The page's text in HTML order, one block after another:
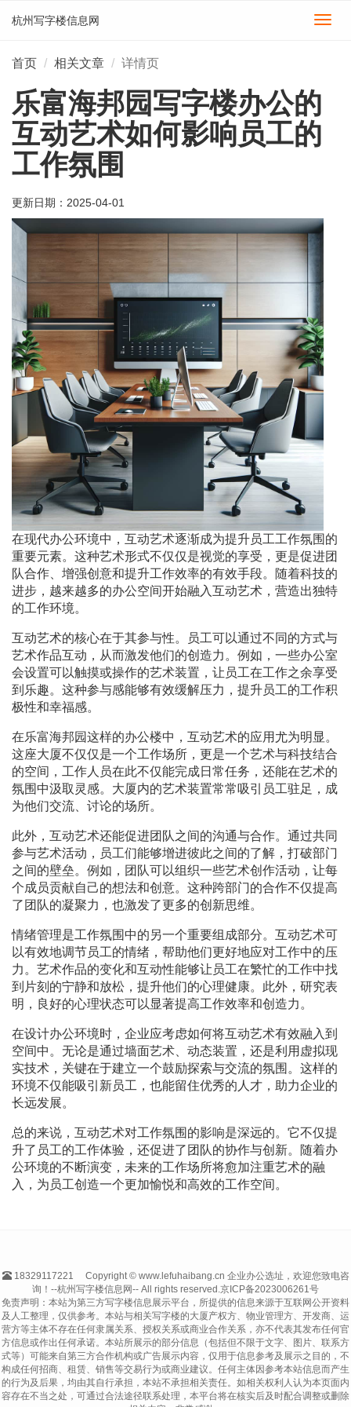
切
杭州写字楼信息网
首页 相关文章 详情页
乐富海邦园写字楼办公的
互动艺术如何影响员工的
工作氛围
更新日期： 2025-04-01
在现代办公环境中，互动艺术逐渐成为提升员工工作氛围的
重要元素。这种艺术形式不仅仅是视觉的享受，更是促进团
队合作、增强创意和提升工作效率的有效手段。随着科技的
进步，越来越多的办公空间开始融入互动艺术，营造出独特
的工作环境。
互动艺术的核心在于其参与性。员工可以通过不同的方式与
艺术作品互动，从而激发他们的创造力。例如，一些办公室
会设置可以触摸或操作的艺术装置，让员工在工作之余享受
到乐趣。这种参与感能够有效缓解压力，提升员工的工作积
极性和幸福感。
在乐富海邦园这样的办公楼中，互动艺术的应用尤为明显。
这座大厦不仅仅是一个工作场所，更是一个艺术与科技结合
的空间，工作人员在此不仅能完成日常任务，还能在艺术的
氛围中汲取灵感。大厦内的艺术装置常常吸引员工驻足，成
为他们交流、讨论的场所。
此外，互动艺术还能促进团队之间的沟通与合作。通过共同
参与艺术活动，员工们能够增进彼此之间的了解，打破部门
之间的壁垒。例如，团队可以组织一些艺术创作活动，让每
个成员贡献自己的想法和创意。这种跨部门的合作不仅提高
了团队的凝聚力，也激发了更多的创新思维。
情绪管理是工作氛围中的另一个重要组成部分。互动艺术可
以有效地调节员工的情绪，帮助他们更好地应对工作中的压
力。艺术作品的变化和互动性能够让员工在繁忙的工作中找
到片刻的宁静和放松，提升他们的心理健康。此外，研究表
明，良好的心理状态可以显著提高工作效率和创造力。
在设计办公环境时，企业应考虑如何将互动艺术有效融入到
空间中。无论是通过墙面艺术、动态装置，还是利用虚拟现
实技术，关键在于建立一个鼓励探索与交流的氛围。这样的
环境不仅能吸引新员工，也能留住优秀的人才，助力企业的
长远发展。
总的来说，互动艺术对工作氛围的影响是深远的。它不仅提
升了员工的工作体验，还促进了团队的协作与创新。随着办
公环境的不断演变，未来的工作场所将愈加注重艺术的融
入，为员工创造一个更加愉悦和高效的工作空间。
18329117221
Copyright © www.lefuhaibang.cn 企业办公选址，欢迎您致电咨
询！--杭州写字楼信息网-- All rights reserved.京ICP备2023006261号
免责声明：本站为第三方写字楼信息展示平台，所提供的信息来源于互联网公开资料
及人工整理，仅供参考。本站与相关写字楼的大厦产权方、物业管理方、开发商、运
营方等主体不存在任何隶属关系、授权关系或商业合作关系，亦不代表其发布任何官
方信息或作出任何承诺。本站所展示的部分信息（包括但不限于文字、图片、联系方
式等）可能来自第三方合作机构或广告展示内容，仅用于信息参考及展示之目的，不
构成任何招商、租赁、销售等交易行为或商业建议。任何主体因参考本站信息而产生
的行为及后果，均由其自行承担，本站不承担相关责任。如相关权利人认为本页面内
容存在不当之处，可通过合法途径联系处理，本平台将在核实后及时配合调整或删除